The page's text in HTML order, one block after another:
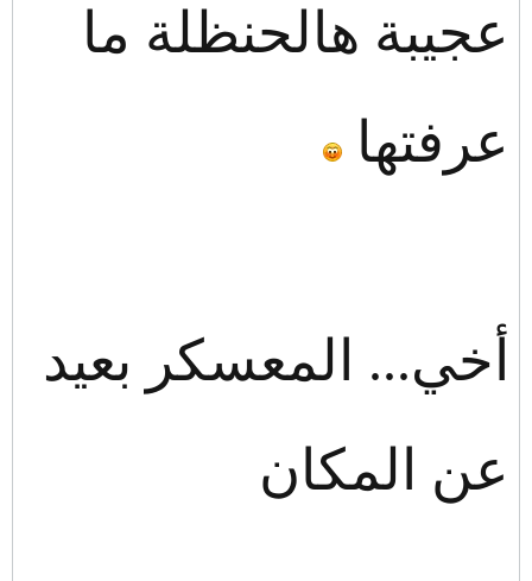
عجيبة هالحنظلة ما
عرفتها
أخي... المعسكر بعيد
عن المكان